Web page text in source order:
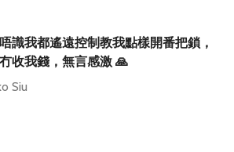
識我都遙遠控制教我點樣開番把鎖，
收我錢，無言感激 🙏
Siu